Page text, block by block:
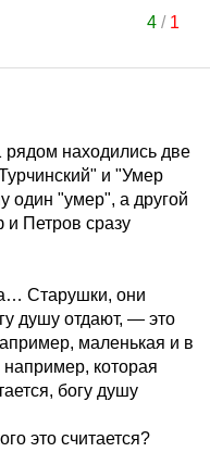
4/ 1
рядом находились две
и "Умер
один "умер", а другой
и Петров сразу
Старушки, они
душу отдают, — это
маленькая и в
которая
богу душу
это считается?